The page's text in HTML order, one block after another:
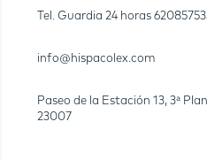
Tel. Guardia 24 horas
info@hispacolex.com
Paseo de la Estación 13, 3ª
23007